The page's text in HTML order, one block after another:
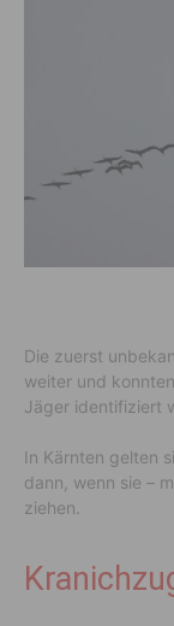
Die zuerst
weiter und
Jäger identifiziert
In Kärnten gelten
dann, wenn sie –
ziehen.